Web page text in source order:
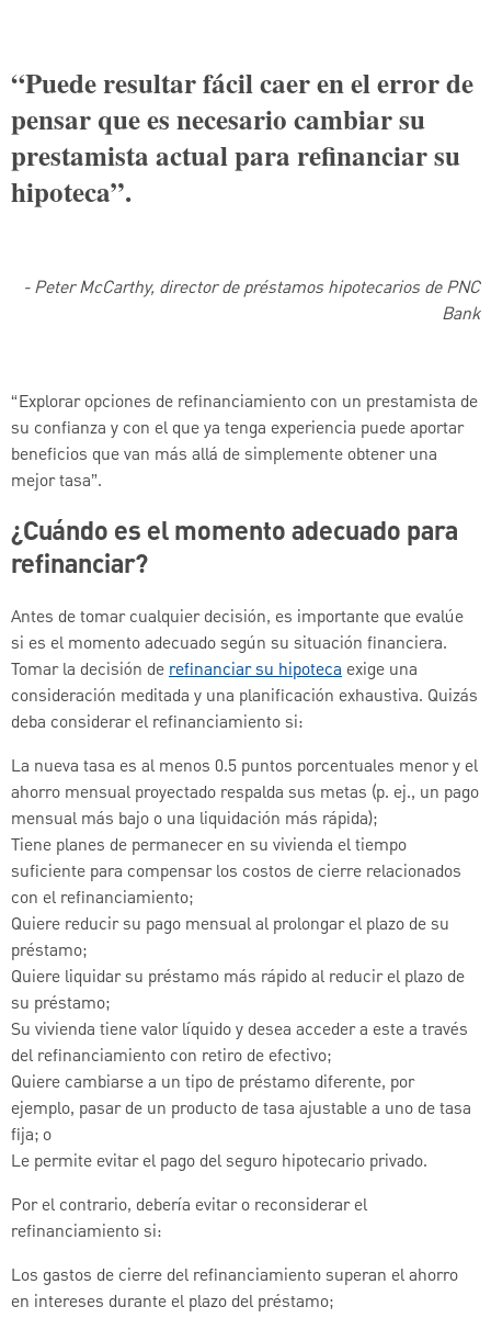
“Puede resultar fácil caer en el error de
pensar que es necesario cambiar su
prestamista actual para refinanciar su
hipoteca”.
- Peter McCarthy, director de préstamos hipotecarios de PNC
Bank
“Explorar opciones de refinanciamiento con un prestamista de
su confianza y con el que ya tenga experiencia puede aportar
beneficios que van más allá de simplemente obtener una
mejor tasa”.
¿Cuándo es el momento adecuado para
refinanciar?
Antes de tomar cualquier decisión, es importante que evalúe
si es el momento adecuado según su situación financiera.
Tomar la decisión derefinanciar su hipotecaexige una
consideración meditada y una planificación exhaustiva. Quizás
deba considerar el refinanciamiento si:
La nueva tasa es al menos 0.5 puntos porcentuales menor y el
ahorro mensual proyectado respalda sus metas (p. ej., un pago
mensual más bajo o una liquidación más rápida);
Tiene planes de permanecer en su vivienda el tiempo
suficiente para compensar los costos de cierre relacionados
con el refinanciamiento;
Quiere reducir su pago mensual al prolongar el plazo de su
préstamo;
Quiere liquidar su préstamo más rápido al reducir el plazo de
su préstamo;
Su vivienda tiene valor líquido y desea acceder a este a través
del refinanciamiento con retiro de efectivo;
Quiere cambiarse a un tipo de préstamo diferente, por
ejemplo, pasar de un producto de tasa ajustable a uno de tasa
fija; o
Le permite evitar el pago del seguro hipotecario privado.
Por el contrario, debería evitar o reconsiderar el
refinanciamiento si:
Los gastos de cierre del refinanciamiento superan el ahorro
en intereses durante el plazo del préstamo;